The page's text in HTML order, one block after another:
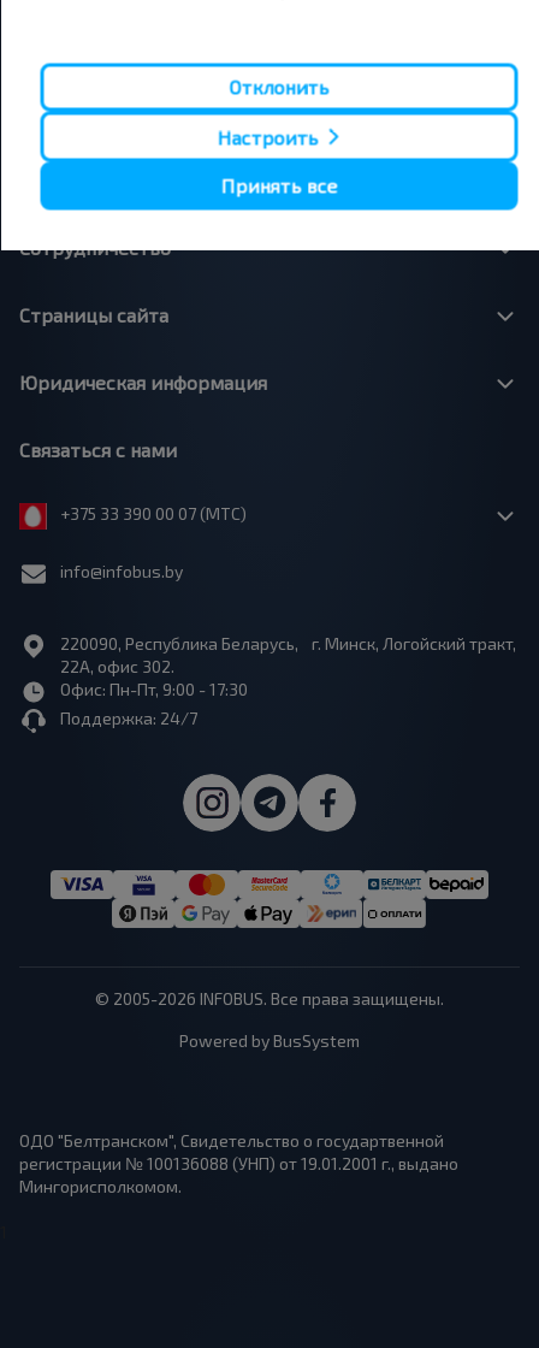
Минск - Москва
Сотрудничество
Страницы сайта
Юридическая информация
Связаться с нами
+375 33 390 00 07 (МТС)
info@infobus.by
220090, Республика Беларусь, г. Минск, Логойский тракт,
22А, офис 302.
Офис: Пн-Пт, 9:00 - 17:30
Поддержка: 24/7
© 2005-2026 INFOBUS. Все права защищены.
Powered by BusSystem
ОДО "Белтранском", Свидетельство о государтвенной
регистрации № 100136088 (УНП) от 19.01.2001 г., выдано
Мингорисполкомом.
Отклонить
Настроить
Принять все